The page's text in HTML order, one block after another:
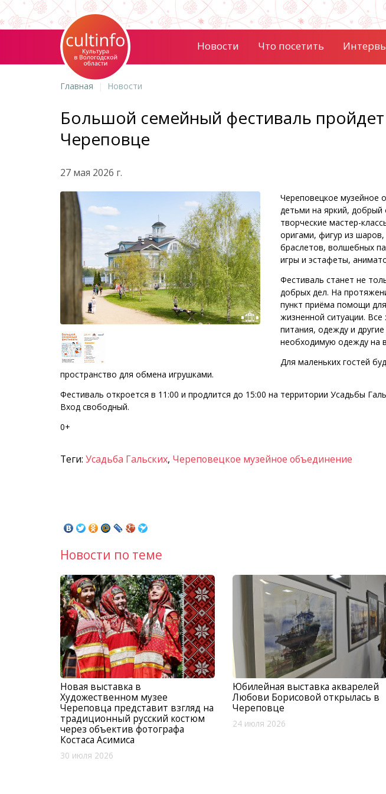
Новости Что посетить
Главная Новости
Большой семейный фестиваль пройдет
Череповце
27 мая 2026 г.
Череповецкое музейное
детьми на яркий, добрый
творческие мастер-
оригами, фигур из
браслетов, волшебных
игры и эстафеты,
Фестиваль станет не
добрых дел. На
пункт приёма помощи
жизненной ситуации.
питания, одежду и
необходимую одежду на
Для маленьких гостей
пространство для обмена игрушками.
Фестиваль откроется в 11:00 и продлится до 15:00 на территории Усадьбы
Вход свободный.
0+
Теги: Усадьба Гальских, Череповецкое музейное объединение
Новости по теме
Новая выставка в
Художественном музее
Череповца представит взгляд на
традиционный русский костюм
через объектив фотографа
Костаса Асимиса
30 июля 2026
Юбилейная выставка акварелей
Любови Борисовой открылась в
Череповце
24 июля 2026